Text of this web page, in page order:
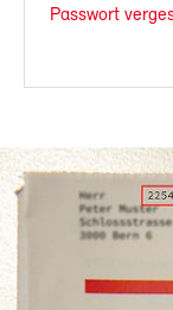
Passwort